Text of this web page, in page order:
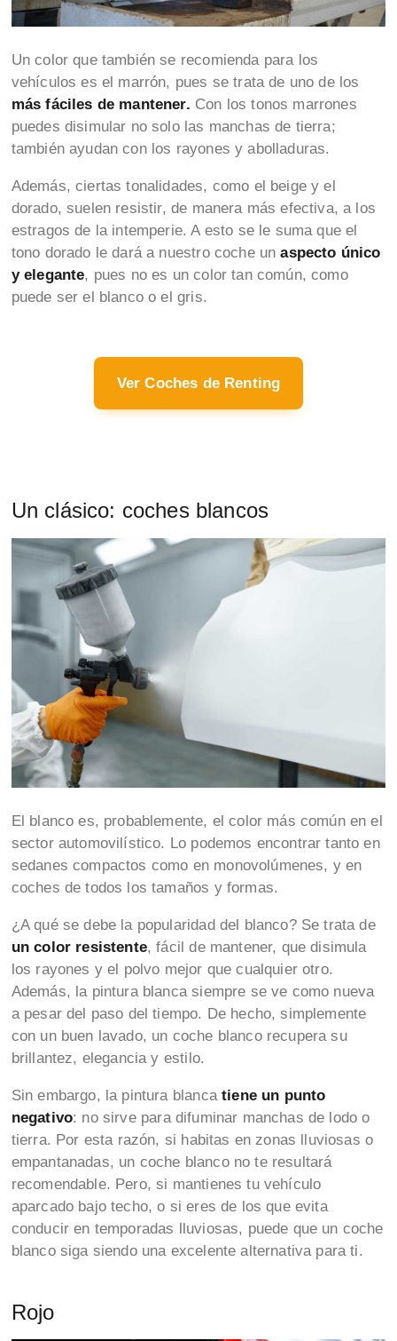
Un color que también se recomienda para los
vehículos es el marrón, pues se trata de uno de los
más fáciles de mantener. Con los tonos marrones
puedes disimular no solo las manchas de tierra;
también ayudan con los rayones y abolladuras.
Además, ciertas tonalidades, como el beige y el
dorado, suelen resistir, de manera más efectiva, a los
estragos de la intemperie. A esto se le suma que el
tono dorado le dará a nuestro coche un aspecto único
y elegante, pues no es un color tan común, como
puede ser el blanco o el gris.
Ver Coches de Renting
Un clásico: coches blancos
El blanco es, probablemente, el color más común en el
sector automovilístico. Lo podemos encontrar tanto en
sedanes compactos como en monovolúmenes, y en
coches de todos los tamaños y formas.
¿A qué se debe la popularidad del blanco? Se trata de
un color resistente, fácil de mantener, que disimula
los rayones y el polvo mejor que cualquier otro.
Además, la pintura blanca siempre se ve como nueva
a pesar del paso del tiempo. De hecho, simplemente
con un buen lavado, un coche blanco recupera su
brillantez, elegancia y estilo.
Sin embargo, la pintura blancatiene un punto
negativo: no sirve para difuminar manchas de lodo o
tierra. Por esta razón, si habitas en zonas lluviosas o
empantanadas, un coche blanco no te resultará
recomendable. Pero, si mantienes tu vehículo
aparcado bajo techo, o si eres de los que evita
conducir en temporadas lluviosas, puede que un coche
blanco siga siendo una excelente alternativa para ti.
Rojo